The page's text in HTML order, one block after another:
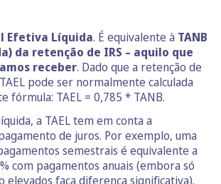
Efetiva Líquida. É equivalente à TANB
da retenção de IRS – aquilo que
receber. Dado que a retenção de
pode ser normalmente calculada
fórmula: TAEL = 0,785 * TANB.
a TAEL tem em conta a
de juros. Por exemplo, uma
semestrais é equivalente a
com pagamentos anuais (embora só
elevados faça diferença significativa).